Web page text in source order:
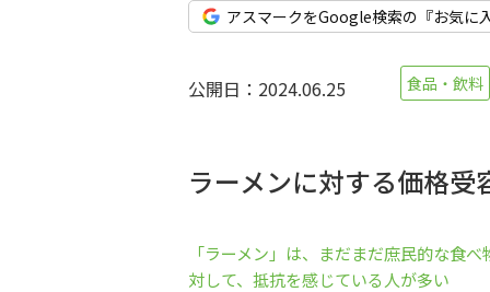
アスマークをGoogle検索の『お気に
公開日：2024.06.25 食品・飲料
ラーメンに対する価格受
「ラーメン」は、まだまだ庶民的な食
対して、抵抗を感じている人が多い